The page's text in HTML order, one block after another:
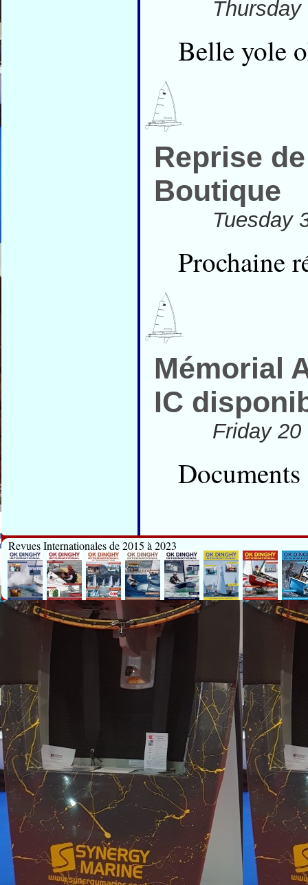
Belle yole
Reprise
Boutique
Tuesday
Prochaine
Mémorial
IC
Friday
Revues Internationales de 2015 à 2023